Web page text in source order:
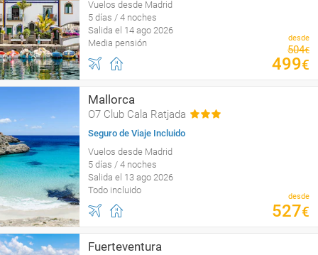
Vuelos desde Madrid
5 días / 4 noches
Salida el 14 ago 2026
Media pensión
desde
504€
499€
Mallorca
O7 Club Cala Ratjada
Seguro de Viaje Incluido
Vuelos desde Madrid
5 días / 4 noches
Salida el 13 ago 2026
Todo incluido
desde
527€
Fuerteventura